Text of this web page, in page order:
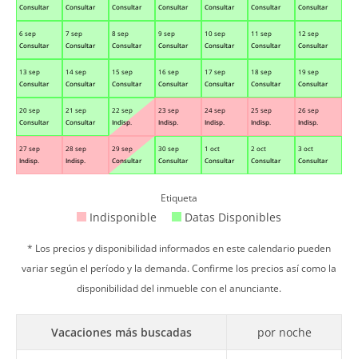
Consultar
Consultar
Consultar
Consultar
Consultar
Consultar
Consultar
6 sep
Consultar
7 sep
Consultar
8 sep
Consultar
9 sep
Consultar
10 sep
Consultar
11 sep
Consultar
12 sep
Consultar
13 sep
Consultar
14 sep
Consultar
15 sep
Consultar
16 sep
Consultar
17 sep
Consultar
18 sep
Consultar
19 sep
Consultar
20 sep
Consultar
21 sep
Consultar
22 sep
Indisp.
23 sep
Indisp.
24 sep
Indisp.
25 sep
Indisp.
26 sep
Indisp.
27 sep
Indisp.
28 sep
Indisp.
29 sep
Consultar
30 sep
Consultar
1 oct
Consultar
2 oct
Consultar
3 oct
Consultar
Etiqueta
Indisponible Datas Disponibles
* Los precios y disponibilidad informados en este calendario pueden
variar según el período y la demanda. Confirme los precios así como la
disponibilidad del inmueble con el anunciante.
Vacaciones más buscadas por noche